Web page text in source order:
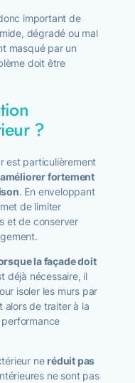
important de
dégradé ou mal
masqué par un
doit être
?
est particulièrement
améliorer fortement
. En enveloppant
de limiter
et de conserver
la façade doit
déjà nécessaire, il
isoler les murs par
alors de traiter à la
performance
neréduit pas
ne sont pas